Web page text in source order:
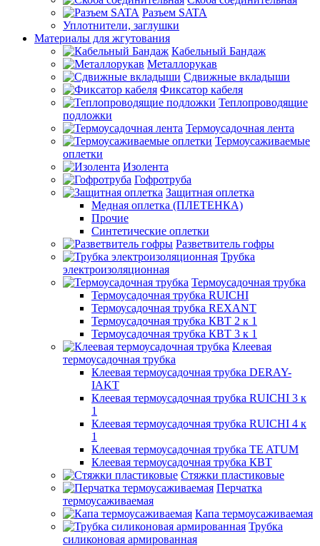
Разъем SATA
Уплотнители, заглушки
Материалы для жгутования
Кабельный Бандаж
Металлорукав
Сдвижные вкладыши
Фиксатор кабеля
Теплопроводящие
подложки
Термоусадочная лента
Термоусаживаемые
оплетки
Изолента
Гофротруба
Защитная оплетка
Медная оплетка (ПЛЕТЕНКА)
Прочие
Синтетические оплетки
Разветвитель гофры
Трубка
электроизоляционная
Термоусадочная трубка
Термоусадочная трубка RUICHI
Термоусадочная трубка REXANT
Термоусадочная трубка КВТ 2 к 1
Термоусадочная трубка КВТ 3 к 1
Клеевая
термоусадочная трубка
Клеевая термоусадочная трубка DERAY-
IAKT
Клеевая термоусадочная трубка RUICHI 3 к
1
Клеевая термоусадочная трубка RUICHI 4 к
1
Клеевая термоусадочная трубка TE ATUM
Клеевая термоусадочная трубка КВТ
Стяжки пластиковые
Перчатка
термоусаживаемая
Капа термоусаживаемая
Трубка
силиконовая армированная